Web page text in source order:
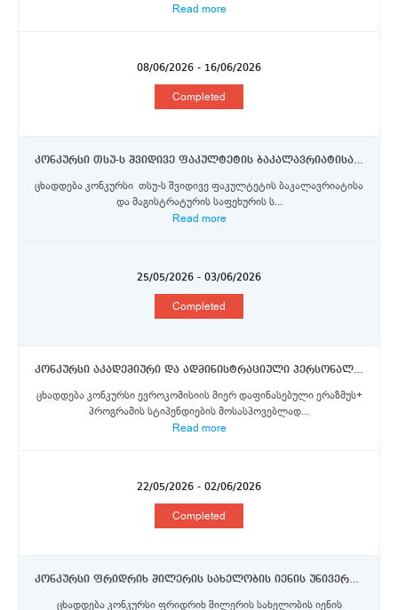
Read more
08/06/2026 - 16/06/2026
Completed
კონკურსი თსუ-ს შვიდივე ფაკულტეტის ბაკალავრიატისა და მაგისტრატურის საფეხურის სტუდენტებისათვის 2026/2027 სასწავლო წლის შემოდგომის სემესტრისათვის შემოთავაზებული ერაზმუს+ პროგრამის სტიპენდიების მოსაპოვებლად
ცხადდება კონკურსი თსუ-ს შვიდივე ფაკულტეტის ბაკალავრიატისა
და მაგისტრატურის საფეხურის ს...
Read more
25/05/2026 - 03/06/2026
Completed
კონკურსი აკადემიური და ადმინისტრაციული პერსონალის წარმომადგენლებისთვის ერაზმუს+ პროგრამის სტიპენდიის მოსაპოვებლად (ნაწილი V)
ცხადდება კონკურსი ევროკომისიის მიერ დაფინასებული ერაზმუს+
პროგრამის სტიპენდიების მოსასპოვებლად...
Read more
22/05/2026 - 02/06/2026
Completed
კონკურსი ფრიდრიხ შილერის სახელობის იენის უნივერსიტეტში კვლევითი სტაჟირებისათვის სტიპენდიების მოსაპოვებლად 2026
ცხადდება კონკურსი ფრიდრიხ შილერის სახელობის იენის